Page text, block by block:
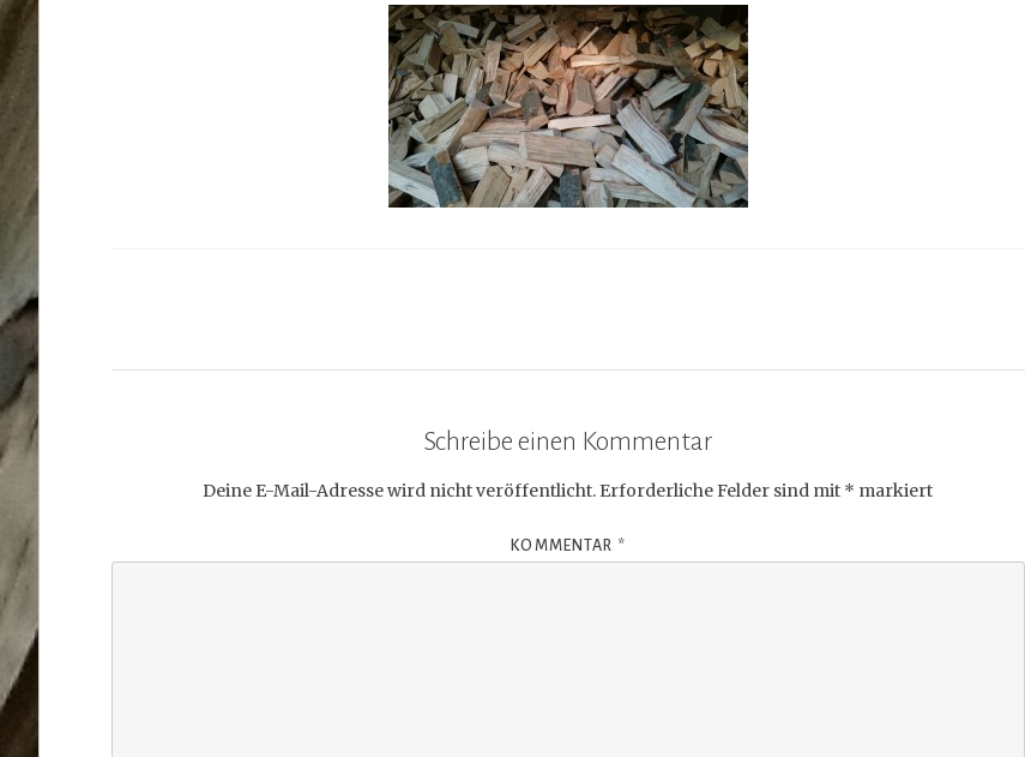
Schreibe einen Kommentar
Deine E-Mail-Adresse wird nicht veröffentlicht. Erforderliche Felder sind mit * markiert
KOMMENTAR *